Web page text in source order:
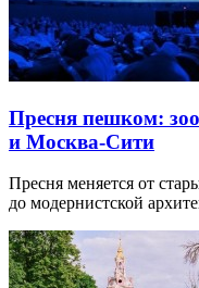
Пресня пешком:
и Москва-Сити
Пресня меняется от
до модернистской